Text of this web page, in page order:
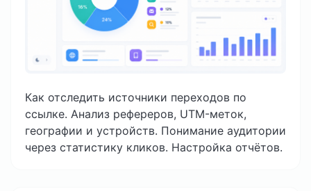
Как отследить источники переходов по
ссылке. Анализ рефереров, UTM-меток,
географии и устройств. Понимание аудитории
через статистику кликов. Настройка отчётов.